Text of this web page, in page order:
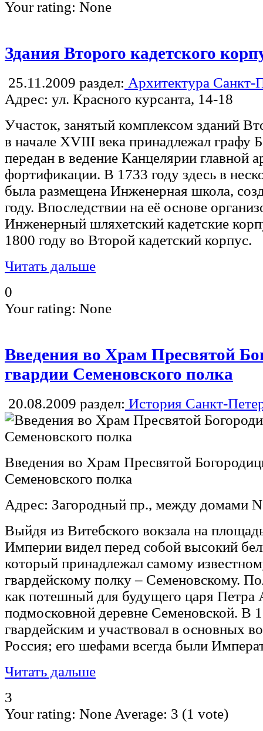
Your rating: None
Здания Второго кадетского
25.11.2009 раздел: Архитектура Санкт-
Адрес: ул. Красного курсанта, 14-18
Участок, занятый комплексом зданий
в начале XVIII века принадлежал графу
передан в ведение Канцелярии главной
фортификации. В 1733 году здесь в
была размещена Инженерная школа,
году. Впоследствии на её основе
Инженерный шляхетский кадетские
1800 году во Второй кадетский корпус.
Читать дальше
0
Your rating: None
Введения во Храм Пресвятой
гвардии Семеновского полка
20.08.2009 раздел: История Санкт-
Введения во Храм Пресвятой
Семеновского полка
Адрес: Загородный пр., между домами
Выйдя из Витебского вокзала на
Империи видел перед собой высокий
который принадлежал самому
гвардейскому полку – Семеновскому.
как потешный для будущего царя Петра
подмосковной деревне Семеновской. В
гвардейским и участвовал в основных
Россия; его шефами всегда были
Читать дальше
3
Your rating: None Average: 3 (1 vote)